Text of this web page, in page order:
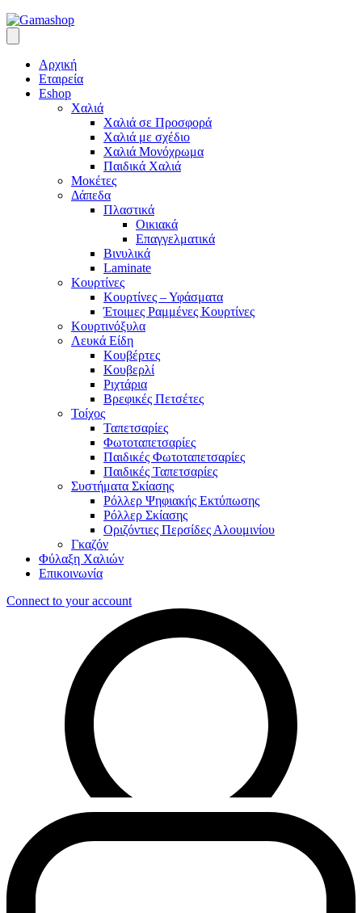
Αρχική
Εταιρεία
Eshop
Χαλιά
Χαλιά σε Προσφορά
Χαλιά με σχέδιο
Χαλιά Μονόχρωμα
Παιδικά Χαλιά
Μοκέτες
Δάπεδα
Πλαστικά
Οικιακά
Επαγγελματικά
Βινυλικά
Laminate
Κουρτίνες
Κουρτίνες – Υφάσματα
Έτοιμες Ραμμένες Κουρτίνες
Κουρτινόξυλα
Λευκά Είδη
Κουβέρτες
Κουβερλί
Ριχτάρια
Βρεφικές Πετσέτες
Τοίχος
Ταπετσαρίες
Φωτοταπετσαρίες
Παιδικές Φωτοταπετσαρίες
Παιδικές Ταπετσαρίες
Συστήματα Σκίασης
Ρόλλερ Ψηφιακής Εκτύπωσης
Ρόλλερ Σκίασης
Οριζόντιες Περσίδες Αλουμινίου
Γκαζόν
Φύλαξη Χαλιών
Επικοινωνία
Connect to your account